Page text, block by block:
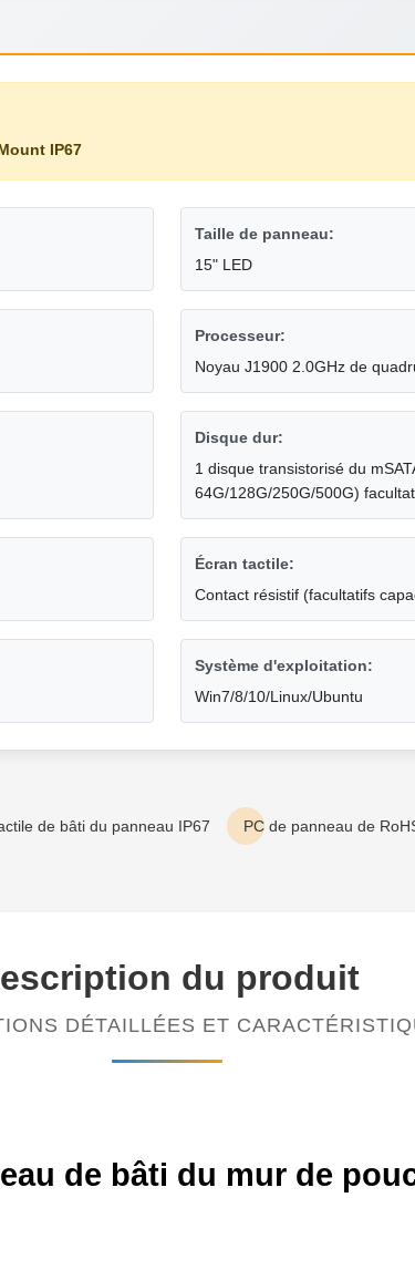
IP67
Taille de panneau:
15" LED
Processeur:
Noyau J1900 2.0GHz de
Disque dur:
1 disque transistorisé du
64G/128G/250G/500G)
Écran tactile:
Contact résistif (facultatifs
Système d'exploitation:
Win7/8/10/Linux/Ubuntu
de bâti du panneau IP67 PC de panneau de
du produit
DÉTAILLÉES ET
de bâti du mur de